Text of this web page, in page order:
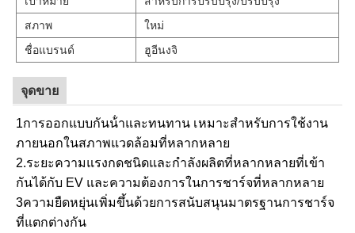
สภาพ
ใหม่
ชื่อแบรนด์
ฮูอีนงจิ
จุดขาย
1การออกแบบกันน้ําและทนทาน เหมาะสําหรับการใช้งาน
ภายนอกในสภาพแวดล้อมที่หลากหลาย
2.ระยะความแรงกดชนิดและกําลังผลิตที่หลากหลายที่เข้า
กันได้กับ EV และความต้องการในการชาร์จที่หลากหลาย
3ความยืดหยุ่นเพิ่มขึ้นด้วยการสนับสนุนมาตรฐานการชาร์จ
ที่แตกต่างกัน